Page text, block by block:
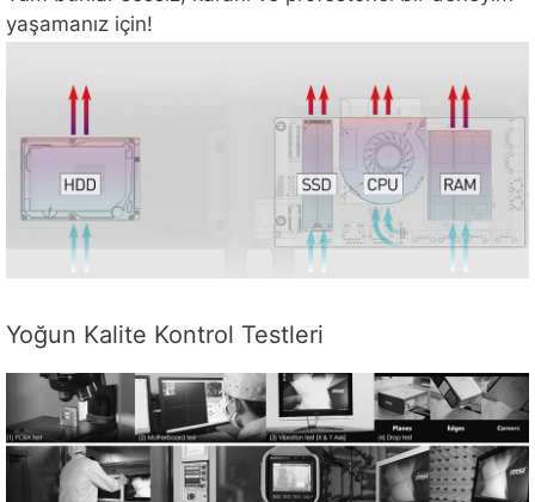
yaşamanız için!
Yoğun Kalite Kontrol Testleri